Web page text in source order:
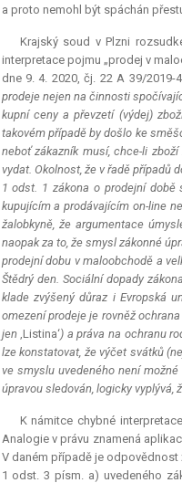
a proto nemohl být spáchán
Krajský soud v Plzni
interpretacepojmu „prodej v
dne 9. 4. 2020, čj. 22 A 39/2019-
prodeje nejen na činnosti
kupní ceny a převzetí (výdej)
takovém případě by došlo ke
neboť zákazník musí, chce-li
vydat. Okolnost, že v řadě případů
1 odst. 1 zákona o prodejní
kupujícím a prodávajícím on-line
žalobkyně, že argumentace
naopak za to, že smysl zákonné
prodejní dobu v maloobchodě a
Štědrý den. Sociální dopady
klade zvýšený důraz i Evropská
omezení prodeje je rovněž
jen‚Listina‘) a práva na ochranu
lze konstatovat, že výčet svátků
ve smyslu uvedeného není
úpravou sledován, logicky vyplývá,
K námitce chybnéinterpretace
Analogie v právu znamená
V daném případě je
1 odst. 3 písm. a) uvedeného